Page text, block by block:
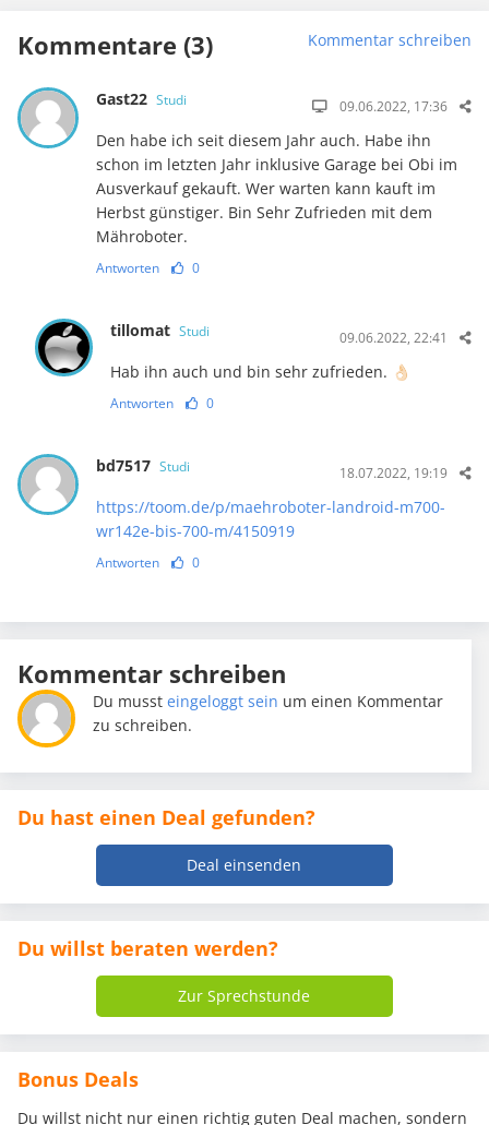
Kommentare (3) Kommentar schreiben
Gast22 Studi 09.06.2022, 17:36
Den habe ich seit diesem Jahr auch. Habe ihn
schon im letzten Jahr inklusive Garage bei Obi im
Ausverkauf gekauft. Wer warten kann kauft im
Herbst günstiger. Bin Sehr Zufrieden mit dem
Mähroboter.
Antworten 0
tillomat Studi 09.06.2022, 22:41
Hab ihn auch und bin sehr zufrieden. 👌🏻
Antworten 0
bd7517 Studi 18.07.2022, 19:19
https://toom.de/p/maehroboter-landroid-m700-
wr142e-bis-700-m/4150919
Antworten 0
Kommentar schreiben
Du mussteingeloggt sein um einen Kommentar
zu schreiben.
Du hast einen Deal gefunden?
Deal einsenden
Du willst beraten werden?
Zur Sprechstunde
Bonus Deals
Du willst nicht nur einen richtig guten Deal machen, sondern